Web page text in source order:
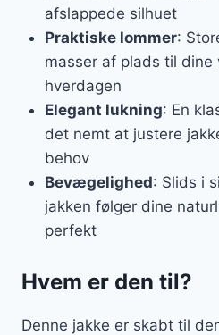
afslappede silhuet
Praktiske lommer:
masser af plads til dine
hverdagen
Elegant lukning: En
det nemt at justere
behov
Bevægelighed: Slids i
jakken følger dine
perfekt
Hvem er den til?
Denne jakke er skabt til